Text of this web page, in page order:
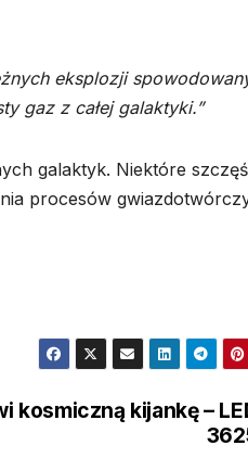
eksplozji
gaz z całej galaktyki.”
galaktyk. Niektóre
procesów
kosmiczną kijankę –